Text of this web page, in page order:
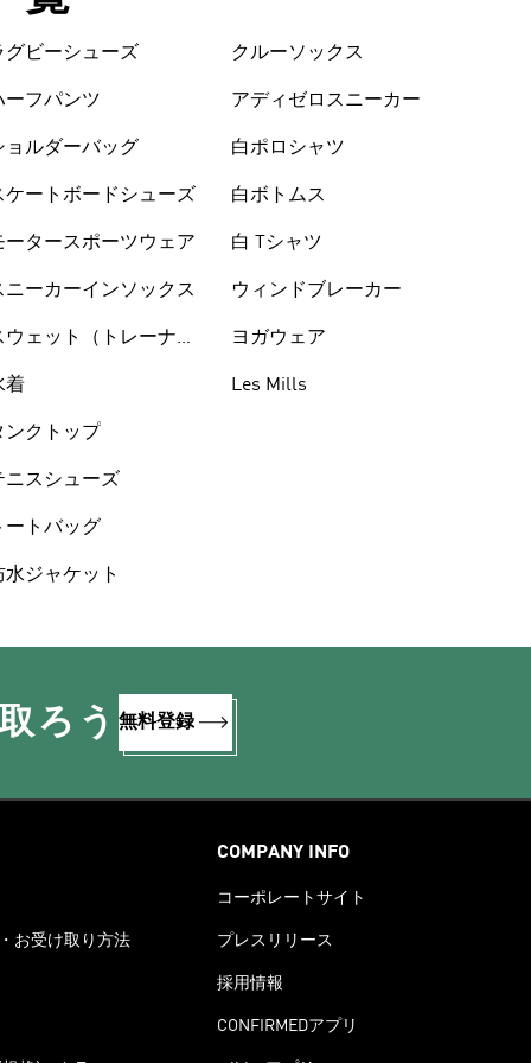
グビーシューズ
ーフパンツ
ョルダーバッグ
ケートボードシューズ
ータースポーツウェア
ニーカーインソックス
ウェット（トレーナ
着
ンクトップ
ニスシューズ
ートバッグ
水ジャケット
クルーソックス
アディゼロスニーカー
白ポロシャツ
白ボトムス
白 Tシャツ
ウィンドブレーカー
ヨガウェア
Les Mills
ろう 無料登録
お受け取り方法
COMPANY INFO
コーポレートサイト
プレスリリース
採用情報
CONFIRMEDアプリ